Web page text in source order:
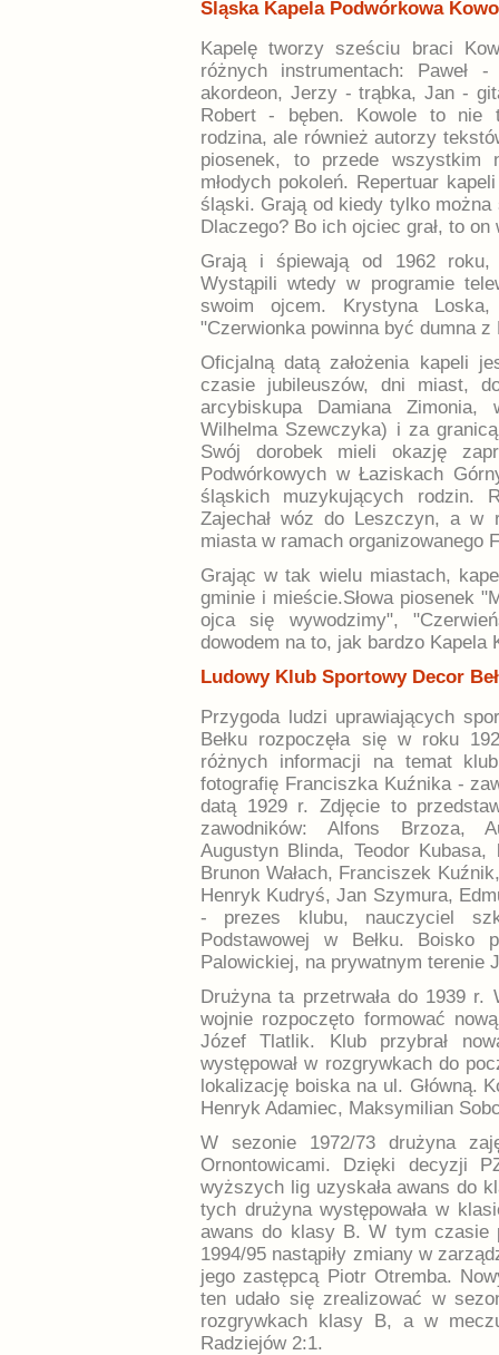
Śląska Kapela Podwórkowa
Kapelę tworzy sześciu braci
różnych instrumentach: Paweł
akordeon, Jerzy - trąbka, Jan -
Robert - bęben. Kowole to nie
rodzina, ale również autorzy
piosenek, to przede wszystkim
młodych pokoleń. Repertuar
śląski. Grają od kiedy tylko można
Dlaczego? Bo ich ojciec grał, to
Grają i śpiewają od 1962
Wystąpili wtedy w programie
swoim ojcem. Krystyna Loska,
"Czerwionka powinna być dumna z
Oficjalną datą założenia kapeli
czasie jubileuszów, dni miast,
arcybiskupa Damiana
Wilhelma Szewczyka) i za
Swój dorobek mieli okazję
Podwórkowych w Łaziskach
śląskich muzykujących rodzin.
Zajechał wóz do Leszczyn, a w
miasta w ramach organizowanego
Grając w tak wielu miastach,
gminie i mieście.Słowa piosenek
ojca się wywodzimy",
dowodem na to, jak bardzo
Ludowy Klub Sportowy Decor
Przygoda ludzi uprawiających
Bełku rozpoczęła się w roku
różnych informacji na temat
fotografię Franciszka Kuźnika -
datą 1929 r. Zdjęcie to
zawodników: Alfons Brzoza,
Augustyn Blinda, Teodor Kubasa,
Brunon Wałach, Franciszek
Henryk Kudryś, Jan Szymura,
- prezes klubu, nauczyciel
Podstawowej w Bełku. Boisko
Palowickiej, na prywatnym terenie
Drużyna ta przetrwała do 1939 r.
wojnie rozpoczęto formować
Józef Tlatlik. Klub przybrał
występował w rozgrywkach do
lokalizację boiska na ul. Główną.
Henryk Adamiec, Maksymilian
W sezonie 1972/73 drużyna
Ornontowicami. Dzięki decyzji
wyższych lig uzyskała awans do
tych drużyna występowała w
awans do klasy B. W tym czasie
1994/95 nastąpiły zmiany w
jego zastępcą Piotr Otremba.
ten udało się zrealizować w
rozgrywkach klasy B, a w
Radziejów 2:1.